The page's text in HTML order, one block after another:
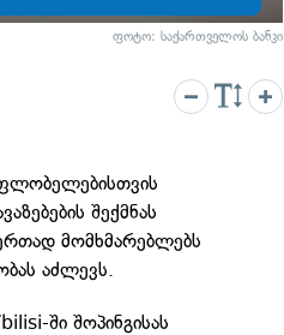
ფოტო: საქართველოს ბანკი
შექმნას
მომხმარებლებს
აძლევს.
ში შოპინგისას